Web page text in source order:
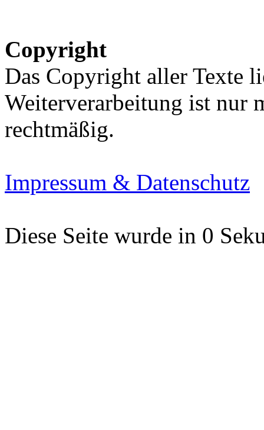
Copyright
Das Copyright aller Texte
Weiterverarbeitung ist nur
rechtmäßig.
Impressum & Datenschutz
Diese Seite wurde in 0